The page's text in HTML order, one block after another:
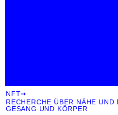
NFT➞
RECHERCHE ÜBER NÄHE UND
GESANG UND KÖRPER